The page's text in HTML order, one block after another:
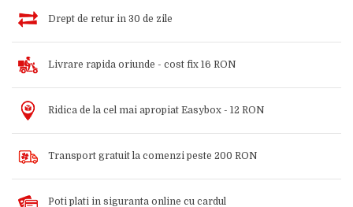
Drept de retur in 30 de zile
Livrare rapida oriunde - cost fix 16 RON
Ridica de la cel mai apropiat Easybox - 12 RON
Transport gratuit la comenzi peste 200 RON
Poti plati in siguranta online cu cardul